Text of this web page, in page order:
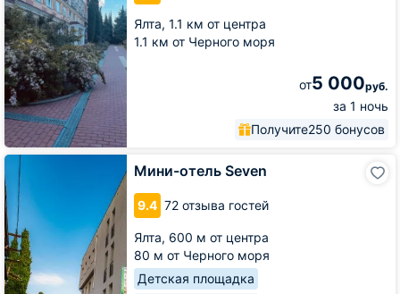
Ялта, 1.1 км от центра
1.1 км от Черного моря
от5 000руб.
за 1 ночь
Получите250 бонусов
Мини-отель Seven
9.4 72 отзыва гостей
Ялта, 600 м от центра
80 м от Черного моря
Детская площадка
Мини-
отель
Seven